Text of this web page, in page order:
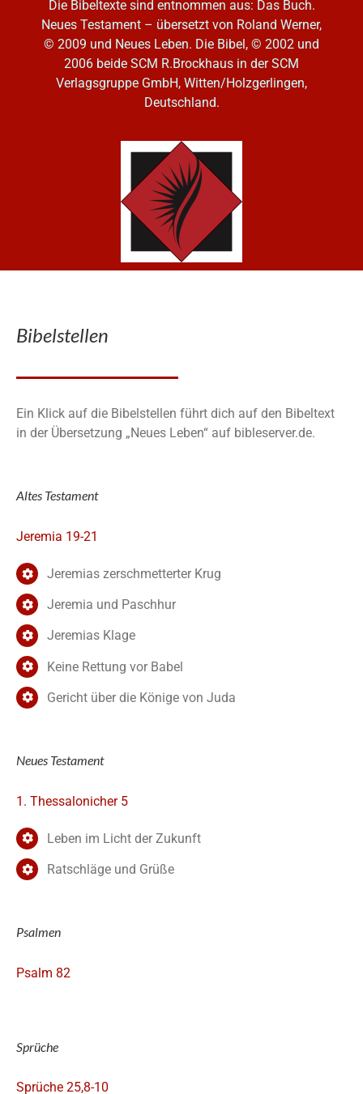
Die Bibeltexte sind entnommen aus: Das Buch.
Neues Testament – übersetzt von Roland Werner,
© 2009 und Neues Leben. Die Bibel, © 2002 und
2006 beide SCM R.Brockhaus in der SCM
Verlagsgruppe GmbH, Witten/Holzgerlingen,
Deutschland.
Bibelstellen
Ein Klick auf die Bibelstellen führt dich auf den Bibeltext
in der Übersetzung „Neues Leben“ auf bibleserver.de.
Altes Testament
Jeremia 19-21
Jeremias zerschmetterter Krug
Jeremia und Paschhur
Jeremias Klage
Keine Rettung vor Babel
Gericht über die Könige von Juda
Neues Testament
1. Thessalonicher 5
Leben im Licht der Zukunft
Ratschläge und Grüße
Psalmen
Psalm 82
Sprüche
Sprüche 25,8-10